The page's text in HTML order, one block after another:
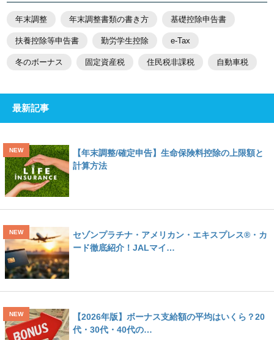
年末調整 年末調整書類の書き方 基礎控除申告書
扶養控除等申告書 勤労学生控除 e-Tax
冬のボーナス 固定資産税 住民税非課税 自動車税
最新記事
【年末調整/確定申告】生命保険料控除の上限額と
計算方法
セゾンプラチナ・アメリカン・エキスプレス®・カ
ード徹底紹介！JALマイ…
【2026年版】ボーナス支給額の平均はいくら？20
代・30代・40代の…